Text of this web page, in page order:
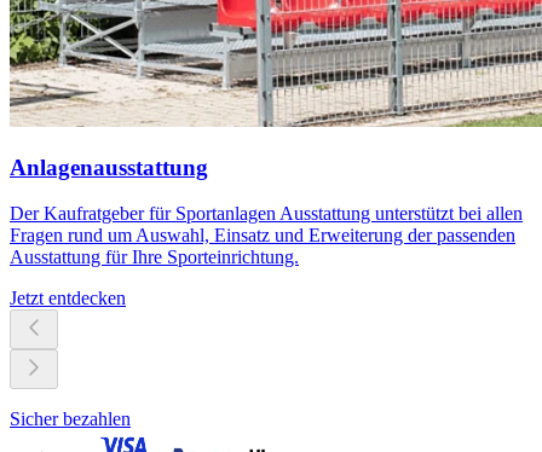
Anlagenausstattung
Der Kaufratgeber für Sportanlagen Ausstattung unterstützt bei allen
Fragen rund um Auswahl, Einsatz und Erweiterung der passenden
Ausstattung für Ihre Sporteinrichtung.
Jetzt entdecken
Sicher bezahlen